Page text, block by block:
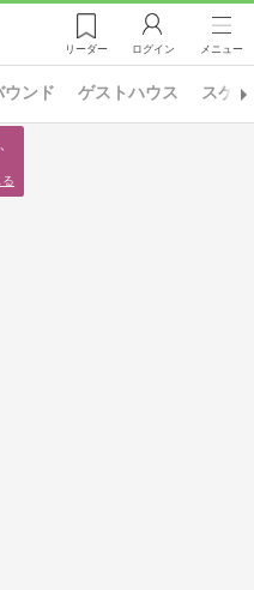
リーダー ログイン メニュー
ウンド ゲストハウス スケ
る